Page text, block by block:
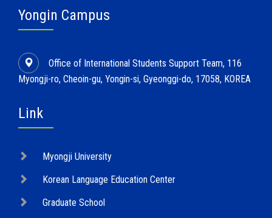
Yongin Campus
Office of International Students Support Team, 116
Myongji-ro, Cheoin-gu, Yongin-si, Gyeonggi-do, 17058, KOREA
Link
Myongji University
Korean Language Education Center
Graduate School